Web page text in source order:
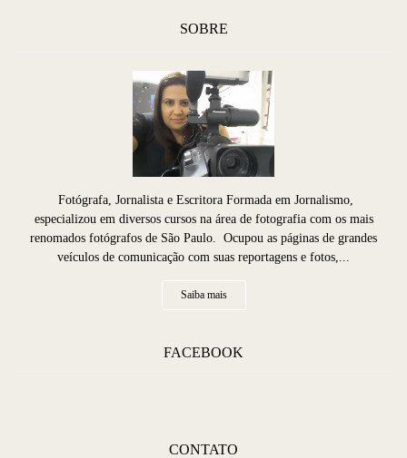
SOBRE
Fotógrafa, Jornalista e Escritora Formada em Jornalismo,
especializou em diversos cursos na área de fotografia com os mais
renomados fotógrafos de São Paulo. Ocupou as páginas de grandes
veículos de comunicação com suas reportagens e fotos,...
Saiba mais
FACEBOOK
CONTATO